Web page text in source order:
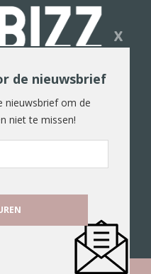
en beeld
X
de nieuwsbrief
nieuwsbrief om de
niet te missen!